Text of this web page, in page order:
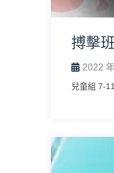
搏擊班
2022
兒童組 7-